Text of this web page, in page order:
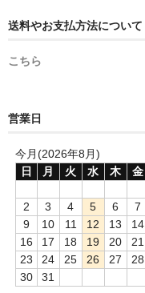
送料やお支払方法について
こちら
営業日
今月(2026年8月)
日
月 火 水 木 金
2
3 4 5 6 7
9
10 11 12 13 14
16
17 18 19 20 21
23
24 25 26 27 28
30
31